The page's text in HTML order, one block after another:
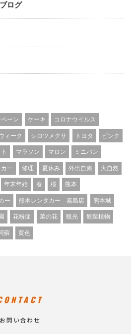
ログ
ーン ケーキ コロナウイルス
ィーク シロツメクサ トヨタ ピンク
マラソン マロン ミニバン
ー 修理 夏休み 外出自粛 大自然
年末年始 春 桜 熊本
ー 熊本レンタカー 嘉島店 熊本城
花粉症 菜の花 観光 観葉植物
蘇 黄色
お問い合わせ